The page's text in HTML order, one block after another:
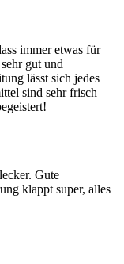
immer etwas für
gut und
lässt sich jedes
sind sehr frisch
Gute
klappt super, alles